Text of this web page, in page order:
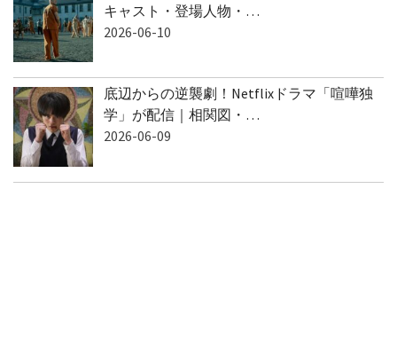
キャスト・登場人物・…
2026-06-10
底辺からの逆襲劇！Netflixドラマ「喧嘩独
学」が配信｜相関図・…
2026-06-09